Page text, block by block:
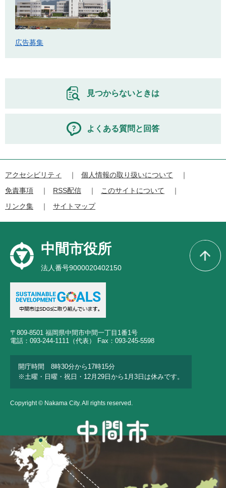
広告募集
見つからないときは
よくある質問と回答
アクセシビリティ
個人情報の取り扱いについて
免責事項
RSS配信
このサイトについて
リンク集
サイトマップ
中間市役所
法人番号9000020402150
〒809-8501 福岡県中間市中間一丁目1番1号
電話：093-244-1111（代表） Fax：093-245-5598
開庁時間 8時30分から17時15分
※土曜・日曜・祝日・12月29日から1月3日は休みです。
Copyright © Nakama City. All rights reserved.